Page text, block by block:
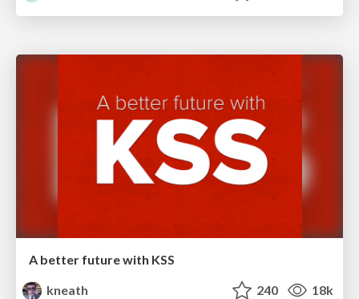
A better future with KSS
kneath
240 18k